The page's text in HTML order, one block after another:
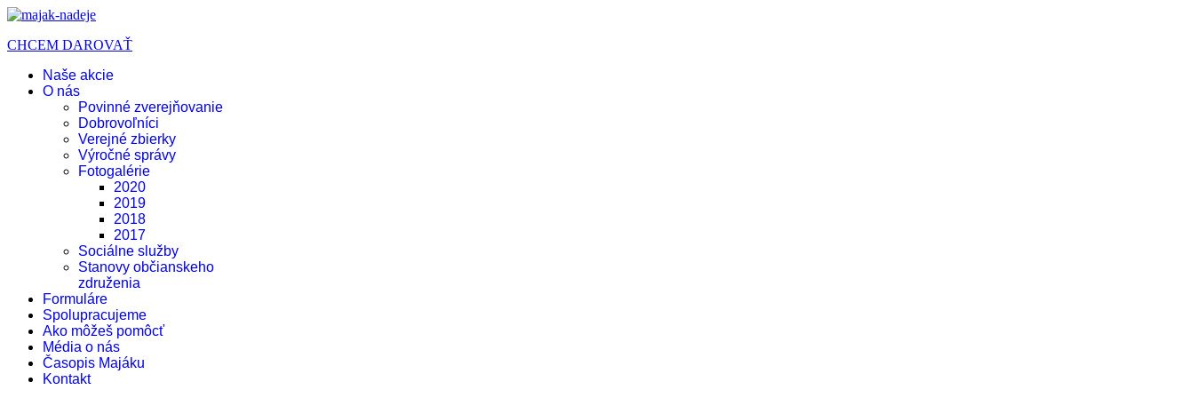
CHCEM DAROVAŤ
Naše akcie
O nás
Povinné zverejňovanie
Dobrovoľníci
Verejné zbierky
Výročné správy
Fotogalérie
2020
2019
2018
2017
Sociálne služby
Stanovy občianskeho
združenia
Formuláre
Spolupracujeme
Ako môžeš pomôcť
Média o nás
Časopis Majáku
Kontakt